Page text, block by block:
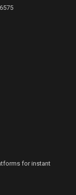
for instant